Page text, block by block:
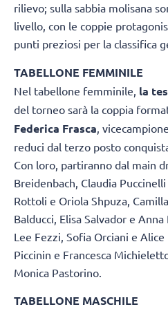
rilievo; sulla sabbia molisana
livello, con le coppie
punti preziosi per la classifica
TABELLONE FEMMINILE
Nel tabellone femminile, la
del torneo sarà la coppia
Federica Frasca ,
reduci dal terzo posto
Con loro, partiranno dal main
Breidenbach, Claudia
Rottoli e Oriola Shpuza,
Balducci, Elisa Salvador e
Lee Fezzi, Sofia Orciani e
Piccinin e Francesca
Monica Pastorino.
TABELLONE MASCHILE